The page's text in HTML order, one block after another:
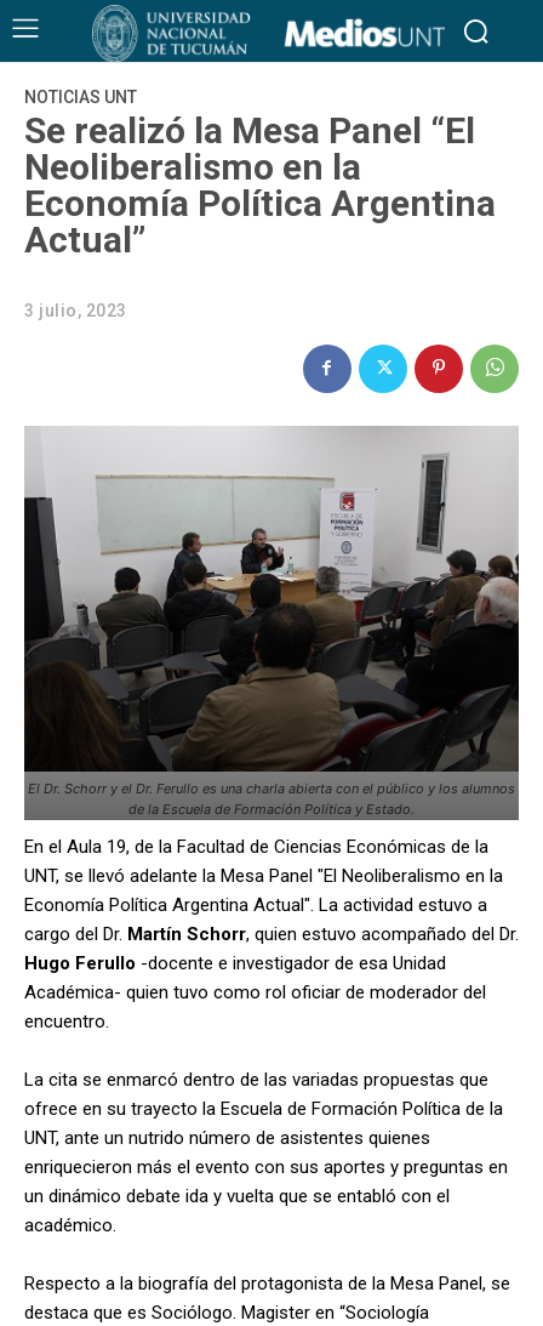
NOTICIAS UNT
Se realizó la Mesa Panel “El
Neoliberalismo en la
Economía Política Argentina
Actual”
3 julio, 2023
El Dr. Schorr y el Dr. Ferullo es una charla abierta con el público y los alumnos
de la Escuela de Formación Política y Estado.
En el Aula 19, de la Facultad de Ciencias Económicas de la
UNT, se llevó adelante la Mesa Panel "El Neoliberalismo en la
Economía Política Argentina Actual". La actividad estuvo a
cargo del Dr. Martín Schorr, quien estuvo acompañado del Dr.
Hugo Ferullo -docente e investigador de esa Unidad
Académica- quien tuvo como rol oficiar de moderador del
encuentro.
La cita se enmarcó dentro de las variadas propuestas que
ofrece en su trayecto la Escuela de Formación Política de la
UNT, ante un nutrido número de asistentes quienes
enriquecieron más el evento con sus aportes y preguntas en
un dinámico debate ida y vuelta que se entabló con el
académico.
Respecto a la biografía del protagonista de la Mesa Panel, se
destaca que es Sociólogo. Magister en “Sociología